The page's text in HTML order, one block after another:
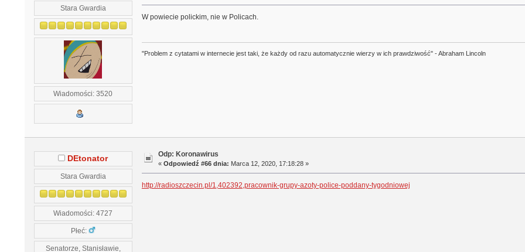
Stara Gwardia
Wiadomości: 3520
W powiecie polickim, nie w Policach.
"Problem z cytatami w internecie jest taki, że każdy od razu automatycznie wierzy w ich prawdziwość" - Abraham Lincoln
DEtonator
Stara Gwardia
Wiadomości: 4727
Płeć:
Senatorze, Stanisławie,
Odp: Koronawirus
«Odpowiedź #66 dnia: Marca 12, 2020, 17:18:28 »
http://radioszczecin.pl/1,402392,pracownik-grupy-azoty-police-poddany-tygodniowej